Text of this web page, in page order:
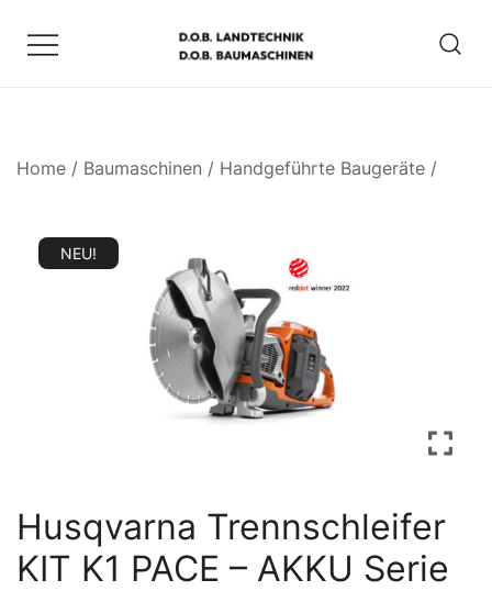
Inhalt
Home / Baumaschinen / Handgeführte Baugeräte /
NEU!
Husqvarna Trennschleifer
KIT K1 PACE – AKKU Serie